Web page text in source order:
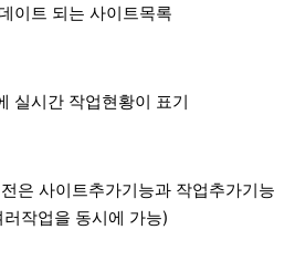
이트 되는 사이트목록
실시간 작업현황이 표기
은 사이트추가기능과 작업추가기능
작업을 동시에 가능)